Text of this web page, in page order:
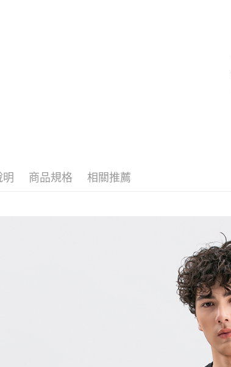
明 商品規格 相關推薦